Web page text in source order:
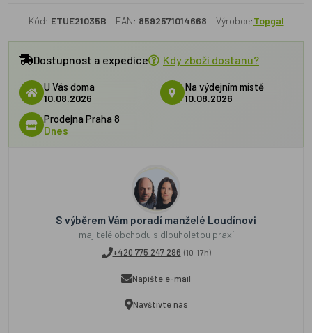
Kód: ETUE21035B EAN: 8592571014668 Výrobce:Topgal
Dostupnost a expedice Kdy zboží dostanu?
U Vás doma
10.08.2026
Na výdejním místě
10.08.2026
Prodejna Praha 8
Dnes
S výběrem Vám poradí manželé Loudínovi
majitelé obchodu s dlouholetou praxí
+420 775 247 296 (10-17h)
Napište e-mail
Navštivte nás